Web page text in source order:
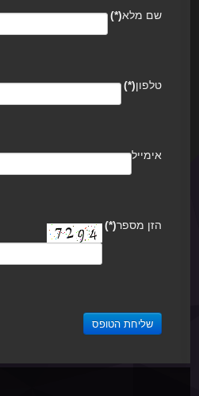
שם מלא(*)
טלפון(*)
אימייל
הזן מספר(*)